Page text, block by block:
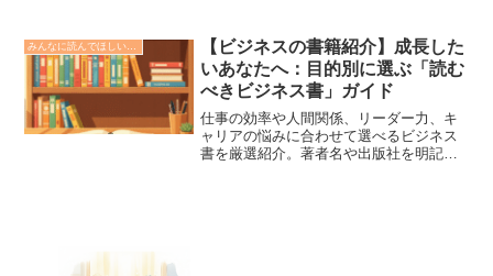
みんなに読んでほしい本の紹介📗
【ビジネスの書籍紹介】成長した
いあなたへ：目的別に選ぶ「読む
べきビジネス書」ガイド
仕事の効率や人間関係、リーダー力、キ
ャリアの悩みに合わせて選べるビジネス
書を厳選紹介。著者名や出版社を明記